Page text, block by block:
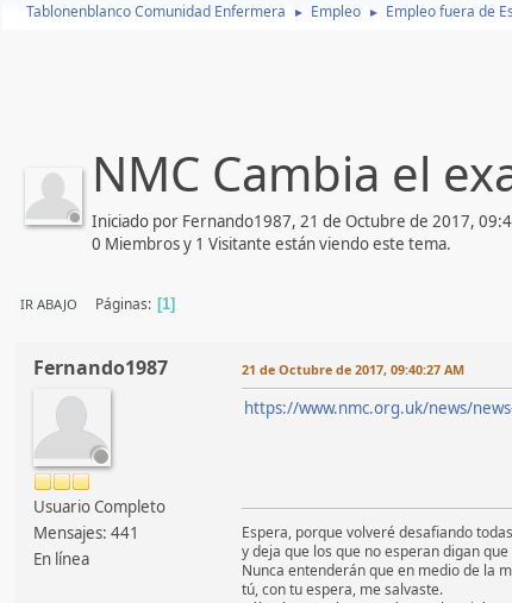
Tablonenblanco Comunidad Enfermera ► Empleo ► Empleo fuera de
NMC Cambia el
Iniciado por Fernando1987, 21 de Octubre de 2017,
0 Miembros y 1 Visitante están viendo este tema.
IR ABAJO Páginas 1
Fernando1987
Usuario Completo
Mensajes: 441
En línea
21 de Octubre de 2017, 09:40:27 AM
https://www.nmc.org.uk/news/
Espera, porque volveré desafiando
y deja que los que no esperan digan
Nunca entenderán que en medio de la
tú, con tu espera, me salvaste.